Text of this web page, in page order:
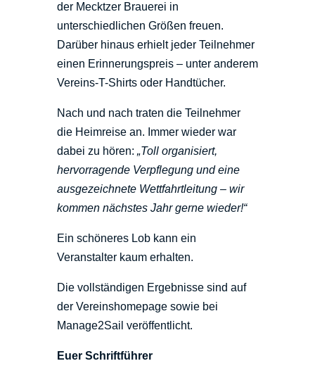
der Mecktzer Brauerei in
unterschiedlichen Größen freuen.
Darüber hinaus erhielt jeder Teilnehmer
einen Erinnerungspreis – unter anderem
Vereins-T-Shirts oder Handtücher.
Nach und nach traten die Teilnehmer
die Heimreise an. Immer wieder war
dabei zu hören: „Toll organisiert,
hervorragende Verpflegung und eine
ausgezeichnete Wettfahrtleitung – wir
kommen nächstes Jahr gerne wieder!“
Ein schöneres Lob kann ein
Veranstalter kaum erhalten.
Die vollständigen Ergebnisse sind auf
der Vereinshomepage sowie bei
Manage2Sail veröffentlicht.
Euer Schriftführer